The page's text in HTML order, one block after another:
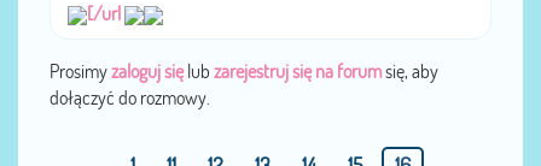
[/url
Prosimyzaloguj sięlub zarejestruj się na forumsię, aby
dołączyć do rozmowy.